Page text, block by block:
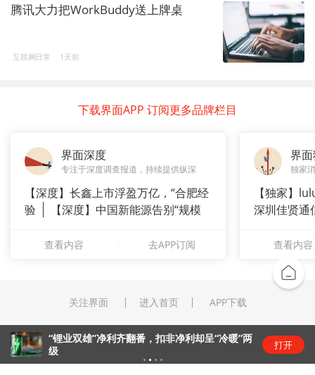
腾讯大力把WorkBuddy送上牌桌
互联网日常 1天前
下载界面APP 订阅更多品牌栏目
界面深度
专注于深度调查报道，持续提供纵深
【深度】长鑫上市浮盈万亿，“合肥经
验
【深度】中国新能源告别“规模
查看内容 去APP订阅
界
独家
【独家】
深圳佳贤通
查看内容
关注界面 进入首页 APP下载
“锂业双雄”净利齐翻番，扣非净利却呈“冷暖”两
级
打开